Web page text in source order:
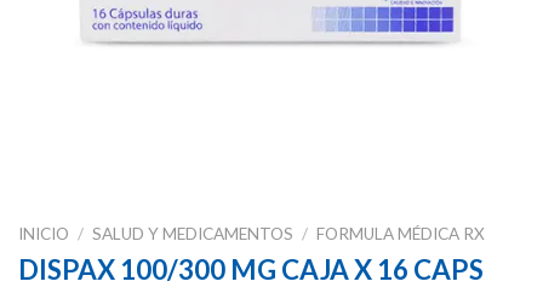
INICIO / SALUD Y MEDICAMENTOS / FORMULA MÉDICA RX
DISPAX 100/300 MG CAJA X 16 CAPS